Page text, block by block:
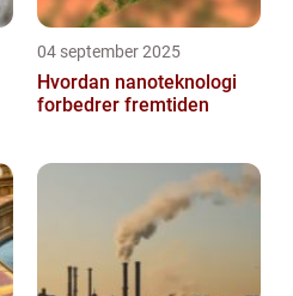
04 september 2025
Hvordan nanoteknologi
forbedrer fremtiden